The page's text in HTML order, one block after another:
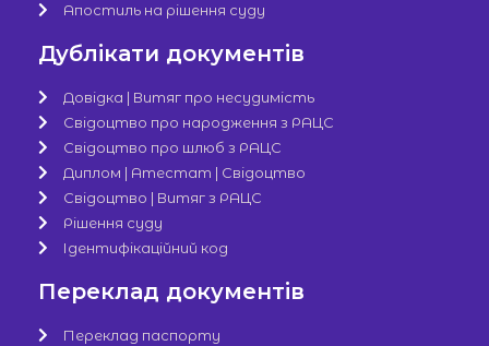
Апостиль на рішення суду
Дублікати документів
Довідка | Витяг про несудимість
Свідоцтво про народження з РАЦС
Свідоцтво про шлюб з РАЦС
Диплом | Атестат | Свідоцтво
Свідоцтво | Витяг з РАЦС
Рішення суду
Ідентифікаційний код
Переклад документів
Переклад паспорту